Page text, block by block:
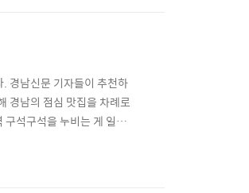
경남신문 기자들이 추천하
경남의 점심 맛집을 차례로
구석구석을 누비는 게 일과
를 이루고 있군요. 저도